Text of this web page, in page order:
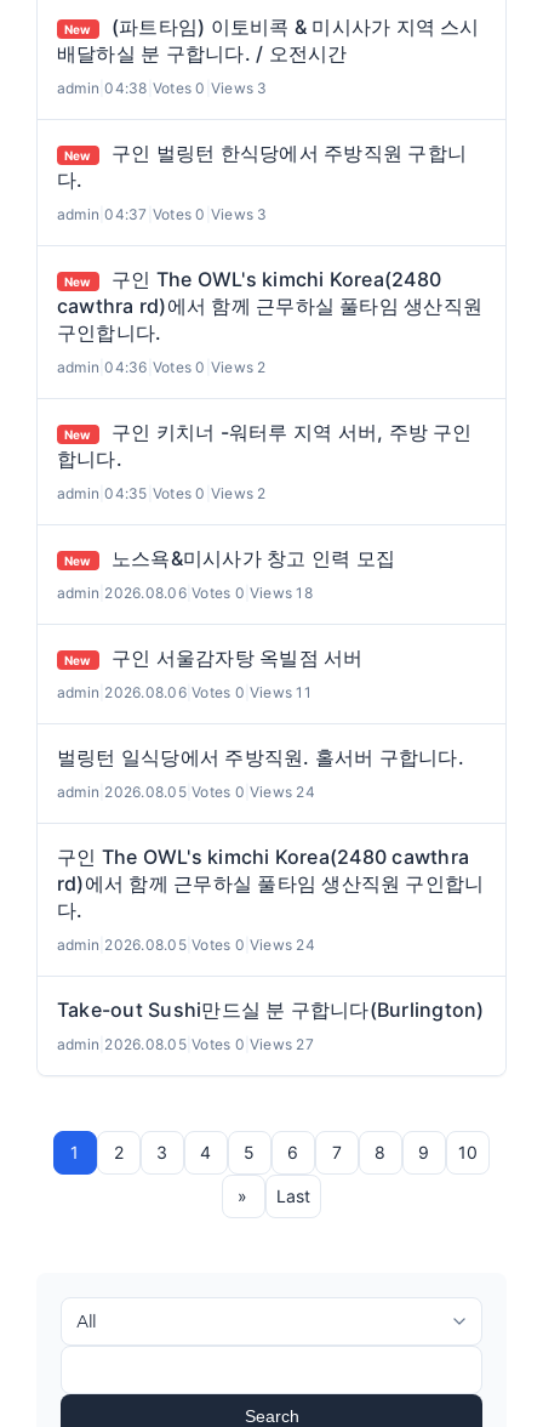
New
(파트타임) 이토비콕 & 미시사가 지역 스시
배달하실 분 구합니다. / 오전시간
admin |04:38 Votes 0 Views 3
New
구인 벌링턴 한식당에서 주방직원 구합니
다.
admin |04:37 Votes 0 Views 3
New
구인 The OWL's kimchi Korea(2480
cawthra rd)에서 함께 근무하실 풀타임 생산직원
구인합니다.
admin |04:36 Votes 0 Views 2
New
구인 키치너 -워터루 지역 서버, 주방 구인
합니다.
admin |04:35 Votes 0 Views 2
New 노스욕&미시사가 창고 인력 모집
admin 2026.08.06|Votes 0 |Views 18
New 구인 서울감자탕 옥빌점 서버
admin 2026.08.06|Votes 0 |Views 11
벌링턴 일식당에서 주방직원. 홀서버 구합니다.
admin 2026.08.05|Votes 0 |Views 24
구인 The OWL's kimchi Korea(2480 cawthra
rd)에서 함께 근무하실 풀타임 생산직원 구인합니
다.
admin 2026.08.05|Votes 0 |Views 24
Take-out Sushi만드실 분 구합니다(Burlington)
admin 2026.08.05|Votes 0 |Views 27
1 2 3 4 5 6 7 8 9 10
» Last
Search